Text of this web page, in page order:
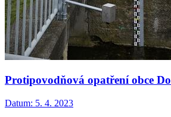
Protipovodňová opatření obce
Datum: 5. 4. 2023